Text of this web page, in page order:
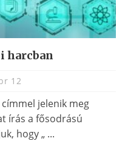
harcban
12
jelenik meg
írás a fősodrású
hogy „ ...